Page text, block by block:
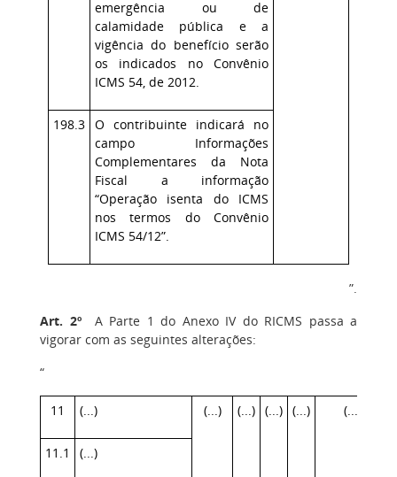
emergência ou de
calamidade pública e a
vigência do benefício serão
os indicados no Convênio
ICMS 54, de 2012.
198.3 O contribuinte indicará no
campo Informações
Complementares da Nota
Fiscal a informação
“Operação isenta do ICMS
nos termos do Convênio
ICMS 54/12”.
”.
Art. 2ºA Parte 1 do Anexo IV do RICMS passa a
vigorar com as seguintes alterações:
“
11 (...) (...) (...) (...) (...) (...)
11.1 (...)